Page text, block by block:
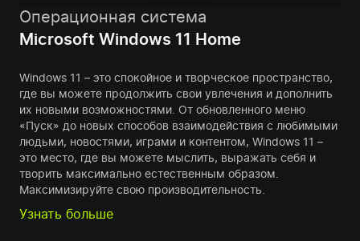
Операционная система
Microsoft Windows 11 Home
Windows 11 – это спокойное и творческое пространство,
где вы можете продолжить свои увлечения и дополнить
их новыми возможностями. От обновленного меню
«Пуск» до новых способов взаимодействия с любимыми
людьми, новостями, играми и контентом, Windows 11 –
это место, где вы можете мыслить, выражать себя и
творить максимально естественным образом.
Максимизируйте свою производительность.
Узнать больше